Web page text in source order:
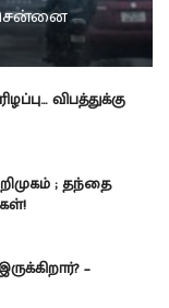
சென்னை
விபத்துக்கு
; தந்தை
–